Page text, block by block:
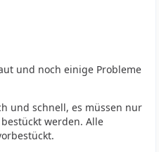
und noch einige Probleme
und schnell, es müssen nur
werden. Alle